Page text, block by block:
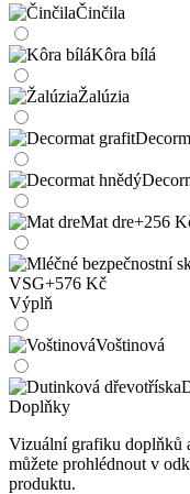
Činčila
Kôra bílá
Žalúzia
Mat dre+256
VSG+576 Kč
Výplň
Voštinová
Doplňky
Vizuální grafiku doplňků
můžete prohlédnout v
produktu.